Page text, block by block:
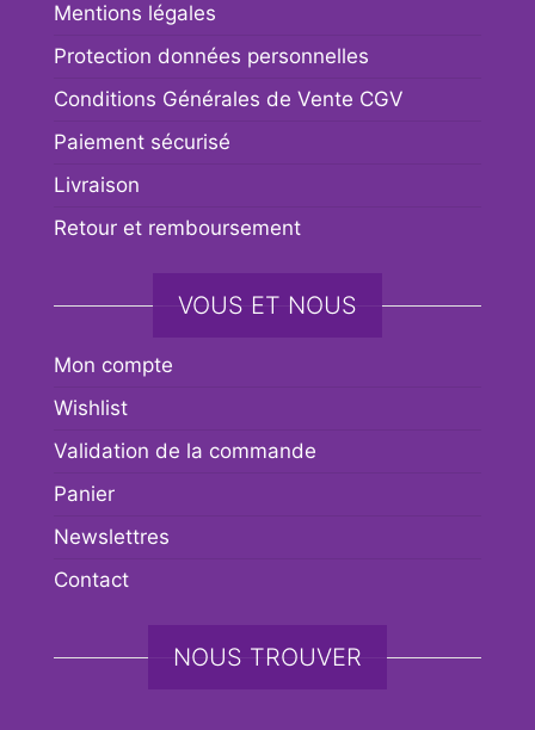
Mentions légales
Protection données personnelles
Conditions Générales de Vente CGV
Paiement sécurisé
Livraison
Retour et remboursement
VOUS ET NOUS
Mon compte
Wishlist
Validation de la commande
Panier
Newslettres
Contact
NOUS TROUVER